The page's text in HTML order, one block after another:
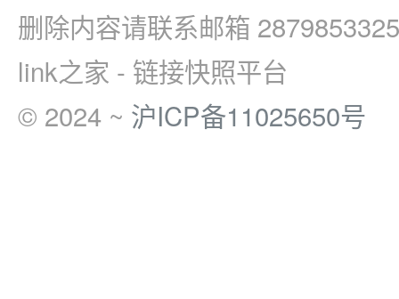
删除内容请联系邮箱
link之家 - 链接快照平台
© 2024 ~ 沪ICP备11025650号